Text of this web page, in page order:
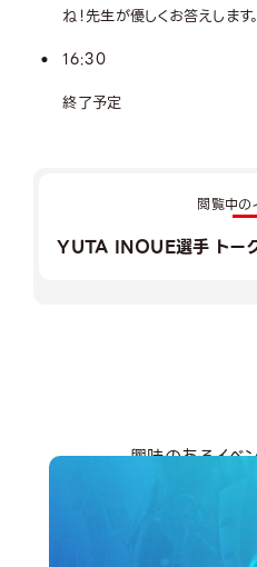
閲覧中の
YUTA INOUE選手 トー
ね！先生が優しくお答えします。
16:30
終了予定
興味のあるイベ
分野